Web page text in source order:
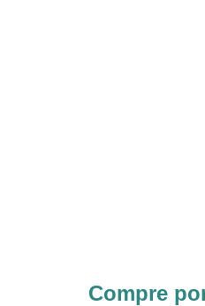
Compre